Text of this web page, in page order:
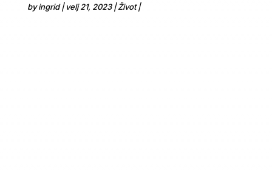
byingrid velj 21, 2023 Život